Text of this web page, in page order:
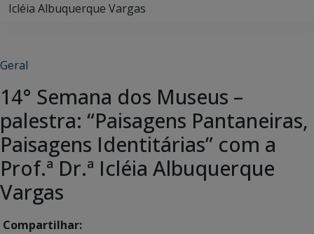
Icléia Albuquerque Vargas
Geral
14° Semana dos Museus –
palestra: “Paisagens Pantaneiras,
Paisagens Identitárias” com a
Prof.ª Dr.ª Icléia Albuquerque
Vargas
Compartilhar: